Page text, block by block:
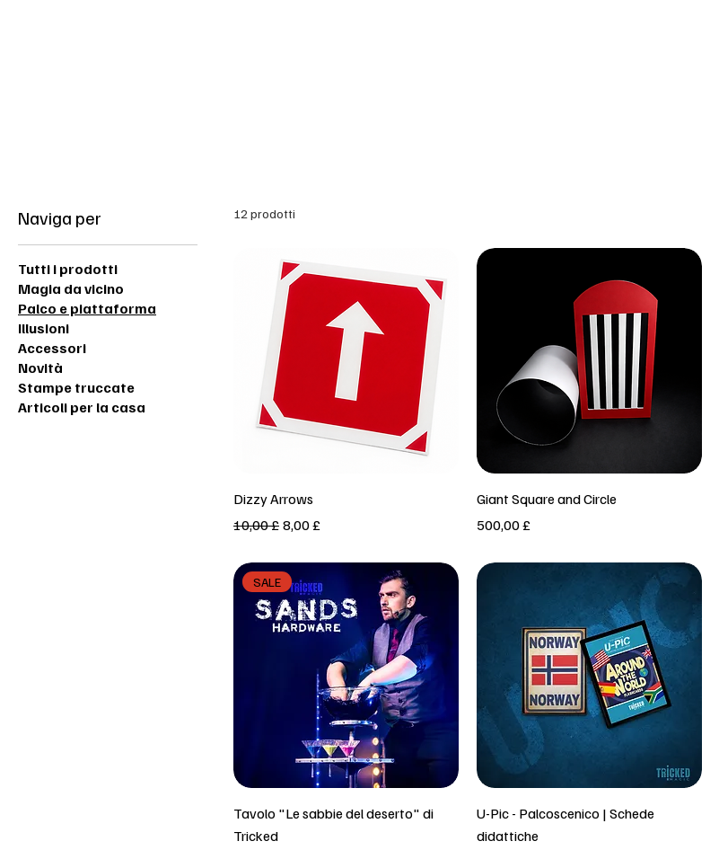
Naviga per
Tutti i prodotti
Magia da vicino
Palco e piattaforma
Illusioni
Accessori
Novità
Stampe truccate
Articoli per la casa
12 prodotti
Dizzy Arrows
Prezzo regolare
10,00 £ Prezzo scontato
8,00 £
Vista rapida
Giant Square and Circle
Prezzo
500,00 £
Vista rapida
SALE
Tavolo "Le sabbie del deserto" di
Tricked
Vista rapida
U-Pic - Palcoscenico | Schede
didattiche